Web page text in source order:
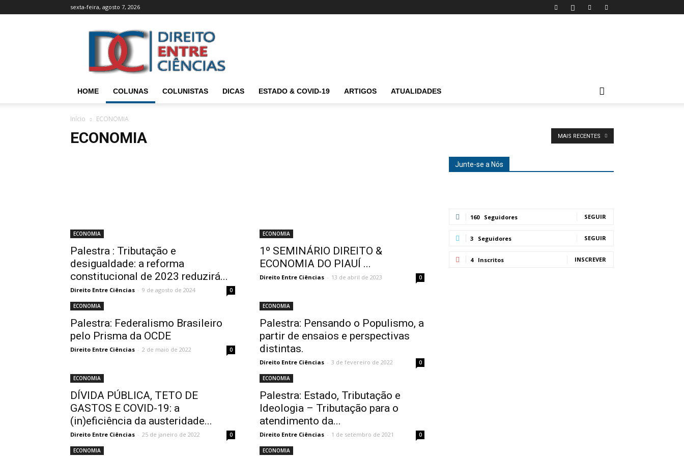
sexta-feira, agosto 7, 2026
Direito
entre
Ciências
HOME COLUNAS COLUNISTAS DICAS ESTADO & COVID-19 ARTIGOS ATUALIDADES
Início ECONOMIA
ECONOMIA MAIS RECENTES
ECONOMIA
Palestra : Tributação e
desigualdade: a reforma
constitucional de 2023 reduzirá...
Direito Entre Ciências - 9 de agosto de 2024 0
ECONOMIA
1º SEMINÁRIO DIREITO &
ECONOMIA DO PIAUÍ ...
Direito Entre Ciências - 13 de abril de 2023 0
ECONOMIA
Palestra: Federalismo Brasileiro
pelo Prisma da OCDE
Direito Entre Ciências - 2 de maio de 2022 0
ECONOMIA
Palestra: Pensando o Populismo, a
partir de ensaios e perspectivas
distintas.
Direito Entre Ciências - 3 de fevereiro de 2022 0
ECONOMIA
DÍVIDA PÚBLICA, TETO DE
GASTOS E COVID-19: a
(in)eficiência da austeridade...
Direito Entre Ciências - 25 de janeiro de 2022 0
ECONOMIA
Palestra: Estado, Tributação e
Ideologia – Tributação para o
atendimento da...
Direito Entre Ciências - 1 de setembro de 2021 0
ECONOMIA ECONOMIA
Junte-se a Nós
160 Seguidores SEGUIR
3 Seguidores SEGUIR
4 Inscritos INSCREVER